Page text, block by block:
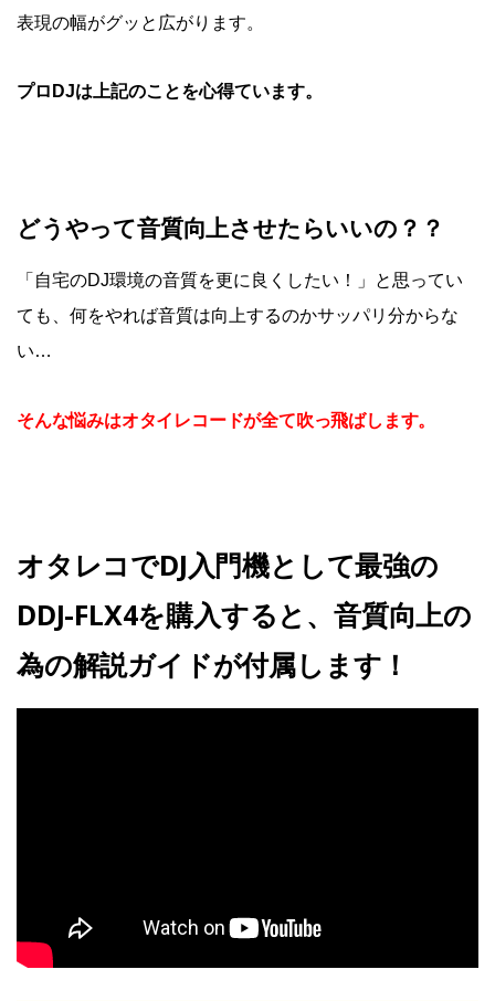
表現の幅がグッと広がります。
プロDJは上記のことを心得ています。
どうやって音質向上させたらいいの？？
「自宅のDJ環境の音質を更に良くしたい！」と思ってい
ても、何をやれば音質は向上するのかサッパリ分からな
い…
そんな悩みはオタイレコードが全て吹っ飛ばします。
オタレコでDJ入門機として最強の
DDJ-FLX4を購入すると、音質向上の
為の解説ガイドが付属します！